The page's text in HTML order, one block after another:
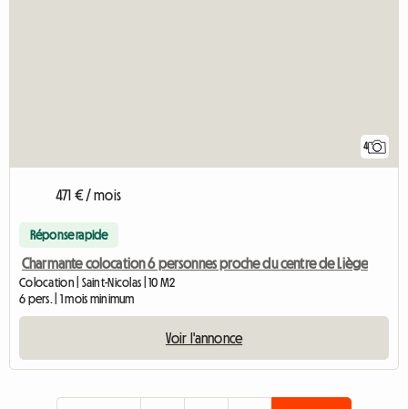
4
471 € / mois
Réponse rapide
Charmante colocation 6 personnes proche du centre de Liège
Colocation | Saint-Nicolas | 10 M2
6 pers. | 1 mois minimum
Voir l'annonce